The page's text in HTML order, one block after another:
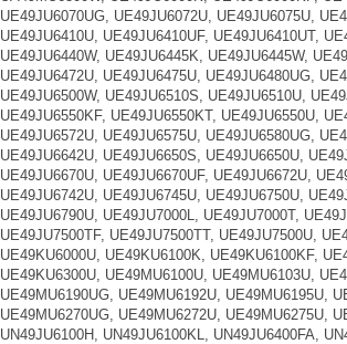
UE49JU6070UG, UE49JU6072U, UE49JU6075U,
UE49JU6410U, UE49JU6410UF, UE49JU6410UT,
UE49JU6440W, UE49JU6445K, UE49JU6445W,
UE49JU6472U, UE49JU6475U, UE49JU6480UG,
UE49JU6500W, UE49JU6510S, UE49JU6510U,
UE49JU6550KF, UE49JU6550KT, UE49JU6550U,
UE49JU6572U, UE49JU6575U, UE49JU6580UG,
UE49JU6642U, UE49JU6650S, UE49JU6650U,
UE49JU6670U, UE49JU6670UF, UE49JU6672U,
UE49JU6742U, UE49JU6745U, UE49JU6750U,
UE49JU6790U, UE49JU7000L, UE49JU7000T,
UE49JU7500TF, UE49JU7500TT, UE49JU7500U,
UE49KU6000U, UE49KU6100K, UE49KU6100KF,
UE49KU6300U, UE49MU6100U, UE49MU6103U,
UE49MU6190UG, UE49MU6192U, UE49MU6195U,
UE49MU6270UG, UE49MU6272U, UE49MU6275U,
UN49JU6100H, UN49JU6100KL, UN49JU6400FA,